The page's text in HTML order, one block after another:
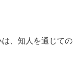
、知人を通じての